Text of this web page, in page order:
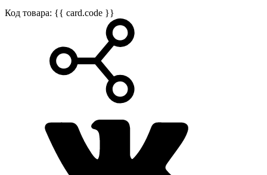
Код товара: {{ card.code }}